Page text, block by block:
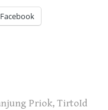
Facebook
Priok, TirtoId